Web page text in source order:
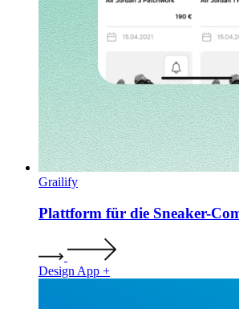
Grailify
Plattform für die Sneaker-
Design App +